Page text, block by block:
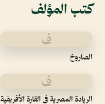
كتب المؤلف
ف
الصاروخ
ف
الريادة المصرية في القارة الأفريقية